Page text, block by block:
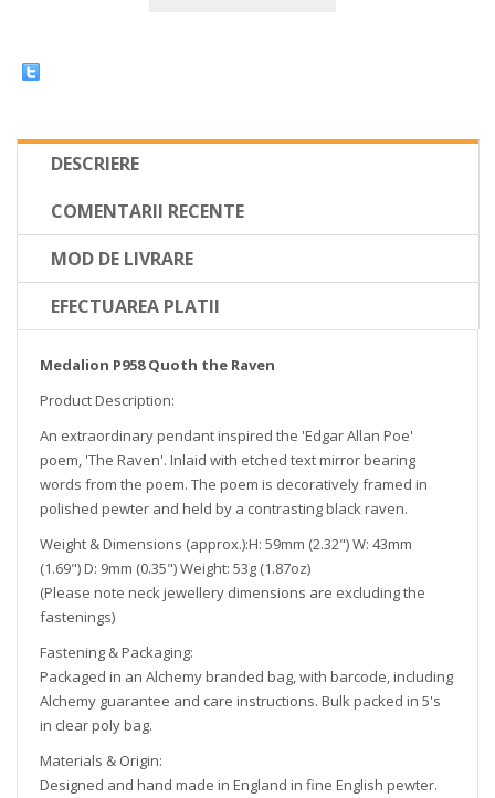
DESCRIERE
COMENTARII RECENTE
MOD DE LIVRARE
EFECTUAREA PLATII
Medalion P958 Quoth the Raven
Product Description:
An extraordinary pendant inspired the 'Edgar Allan Poe'
poem, 'The Raven'. Inlaid with etched text mirror bearing
words from the poem. The poem is decoratively framed in
polished pewter and held by a contrasting black raven.
Weight & Dimensions (approx.):H: 59mm (2.32") W: 43mm
(1.69") D: 9mm (0.35") Weight: 53g (1.87oz)
(Please note neck jewellery dimensions are excluding the
fastenings)
Fastening & Packaging:
Packaged in an Alchemy branded bag, with barcode, including
Alchemy guarantee and care instructions. Bulk packed in 5's
in clear poly bag.
Materials & Origin:
Designed and hand made in England in fine English pewter.